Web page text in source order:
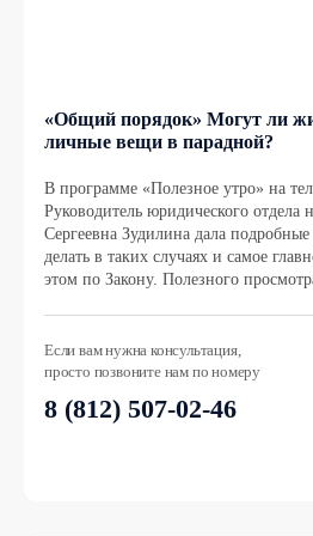
«Общий порядок» Могут ли
личные вещи в парадной?
В программе «Полезное утро» на
Руководитель юридического
Сергеевна Зудилина дала
делать в таких случаях и самое
этом по Закону. Полезного
Если вам нужна консультация,
просто позвоните нам по номеру
8 (812) 507-02-46